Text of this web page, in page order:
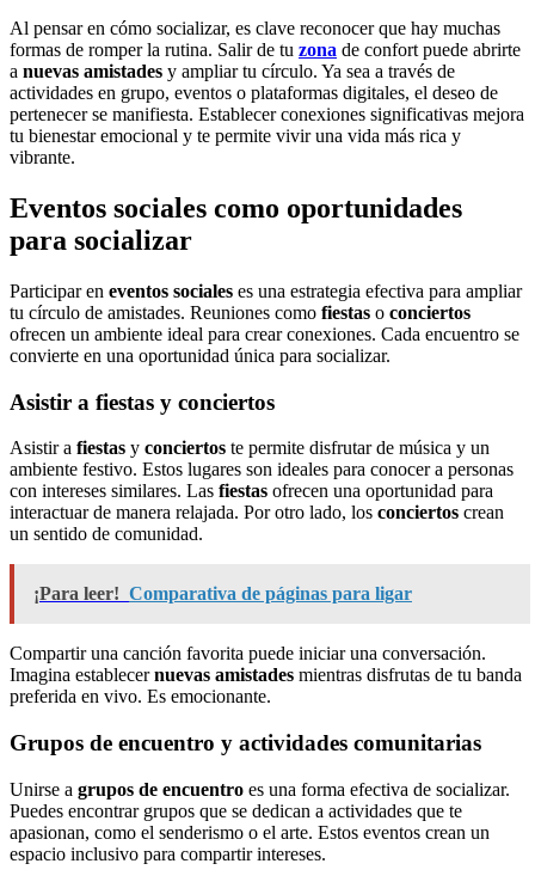
Al pensar en cómo socializar, es clave reconocer que hay muchas
formas de romper la rutina. Salir de tu zona de confort puede abrirte
a nuevas amistades y ampliar tu círculo. Ya sea a través de
actividades en grupo, eventos o plataformas digitales, el deseo de
pertenecer se manifiesta. Establecer conexiones significativas mejora
tu bienestar emocional y te permite vivir una vida más rica y
vibrante.
Eventos sociales como oportunidades
para socializar
Participar en eventos sociales es una estrategia efectiva para ampliar
tu círculo de amistades. Reuniones como fiestas o conciertos
ofrecen un ambiente ideal para crear conexiones. Cada encuentro se
convierte en una oportunidad única para socializar.
Asistir a fiestas y conciertos
Asistir a fiestas y conciertos te permite disfrutar de música y un
ambiente festivo. Estos lugares son ideales para conocer a personas
con intereses similares. Las fiestas ofrecen una oportunidad para
interactuar de manera relajada. Por otro lado, los conciertos crean
un sentido de comunidad.
¡Para leer! Comparativa de páginas para ligar
Compartir una canción favorita puede iniciar una conversación.
Imagina establecernuevas amistades mientras disfrutas de tu banda
preferida en vivo. Es emocionante.
Grupos de encuentro y actividades comunitarias
Unirse a grupos de encuentro es una forma efectiva de socializar.
Puedes encontrar grupos que se dedican a actividades que te
apasionan, como el senderismo o el arte. Estos eventos crean un
espacio inclusivo para compartir intereses.